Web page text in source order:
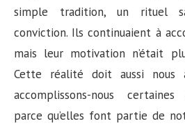
simple tradition, un rituel
conviction. Ils continuaient à
mais leur motivation n’était
Cette réalité doit aussi nous
accomplissons-nous
parce qu’elles font partie de